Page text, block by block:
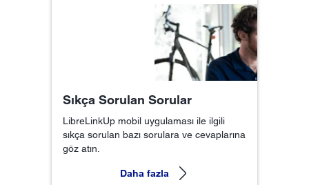
Sıkça Sorulan Sorular
LibreLinkUp mobil uygulaması ile ilgili
sıkça sorulan bazı sorulara ve cevaplarına
göz atın.
Daha fazla